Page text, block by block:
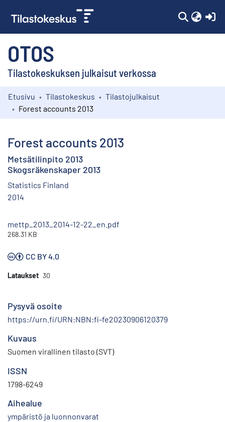
OTOS
Tilastokeskuksen julkaisut verkossa
Kokoelmat
Etusivu Tilastokeskus
Tilastojulkaisut
Forest accounts 2013
Forest accounts 2013
Metsätilinpito 2013
Skogsräkenskaper 2013
Statistics Finland
2014
mettp_2013_2014-12-22_en.pdf
268.31 KB
CC BY 4.0
Lataukset 30
Pysyvä osoite
https://urn.fi/URN:NBN:fi-fe20230906120379
Kuvaus
Suomen virallinen tilasto (SVT)
ISSN
1798-6249
Aihealue
ympäristö ja luonnonvarat